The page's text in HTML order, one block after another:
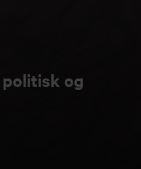
politisk og